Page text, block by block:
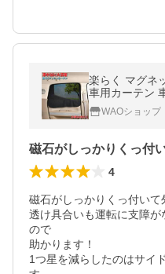
楽らく マグネ
車用カーテン
止 目隠し 吸盤
WAOショップ
4
磁石がしっかりくっ付いて
透け具合いも運転に支障
ので
助かります！
1つ星を減らしたのはサイ